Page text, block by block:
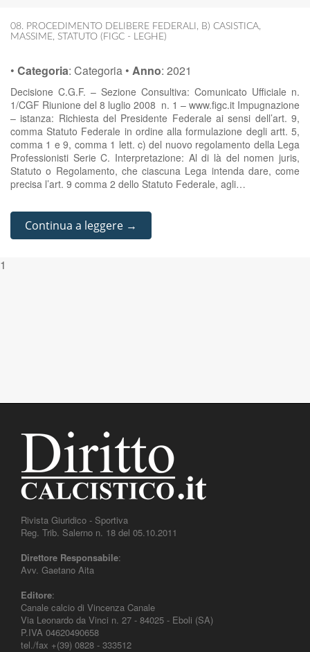
08. PROCEDIMENTO DELIBERE FEDERALI , B) CASISTICA,
MASSIME, STATUTO (FIGC - LEGHE)
• Categoria: Categoria • Anno: 2021
Decisione C.G.F. – Sezione Consultiva: Comunicato Ufficiale n.
1/CGF Riunione del 8 luglio 2008 n. 1 – www.figc.it Impugnazione
– istanza: Richiesta del Presidente Federale ai sensi dell’art. 9,
comma Statuto Federale in ordine alla formulazione degli artt. 5,
comma 1 e 9, comma 1 lett. c) del nuovo regolamento della Lega
Professionisti Serie C. Interpretazione: Al di là del nomen juris,
Statuto o Regolamento, che ciascuna Lega intenda dare, come
precisa l’art. 9 comma 2 dello Statuto Federale, agli…
Continua a leggere →
1
Rivista Giuridico - Sportiva
Reg. Trib. Salerno n. 18 del 05.10.2011
Direttore Responsabile:
Avv. Gaetano Aita
Editore:
Canale calcio di Vincenza Canale
Via Leonardo da Vinci n. 27 - 84025 - Eboli (SA)
P.IVA 04620490658
tel./fax +(39) 0828 - 333512